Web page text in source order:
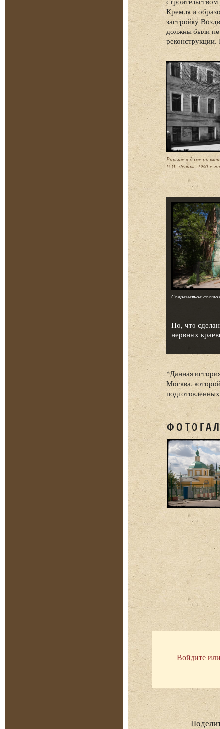
Кремля и
застройку
должны были
Раньше в доме
В.И. Ленина, 1960-е
Современное
Но, что
нервных
*Данная
Москва,
Войдите